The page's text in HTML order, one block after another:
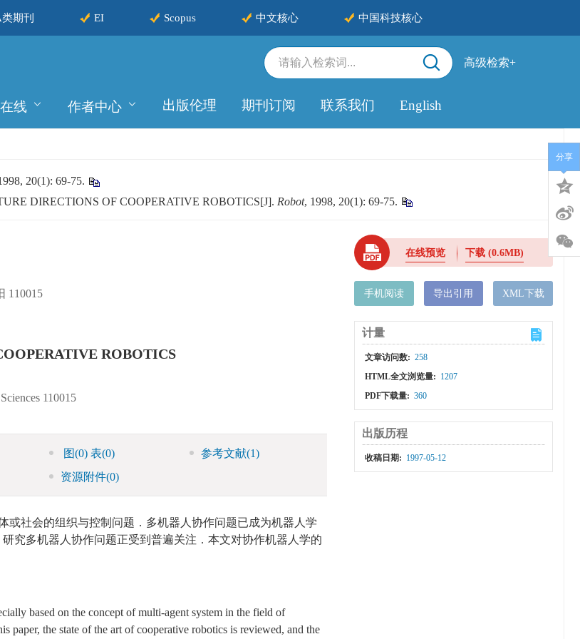
期刊 EI Scopus 中文核心 中国科技核心
线 作者中心 出版伦理 期刊订阅 联系我们 English
高级检索+
20(1): 69-75.
DIRECTIONS OF COOPERATIVE ROBOTICS[J]. Robot, 1998, 20(1): 69-75.
110015
ROBOTICS
110015
图(0)表(0) 参考文献(1)
资源附件(0)
或社会的组织与控制问题．多机器人协作问题已成为机器人学
究多机器人协作问题正受到普遍关注．本文对协作机器人学的
based on the concept of multi-agent system in the field of
the state of the art of cooperative robotics is reviewed, and the
在线预览 下载(0.6MB)
手机阅读 导出引用 XML下载
计量
文章访问数: 258
HTML全文浏览量: 1207
PDF下载量: 360
出版历程
收稿日期: 1997-05-12
分享